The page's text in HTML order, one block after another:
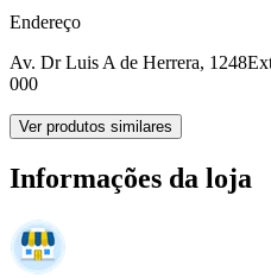
Endereço
Av. Dr Luis A de Herrera, 1248
000
Ver produtos similares
Informações da loja